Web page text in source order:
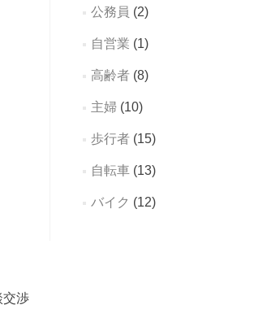
交渉
公務員 (2)
自営業 (1)
高齢者(8)
主婦(10)
歩行者(15)
自転車(13)
バイク (12)